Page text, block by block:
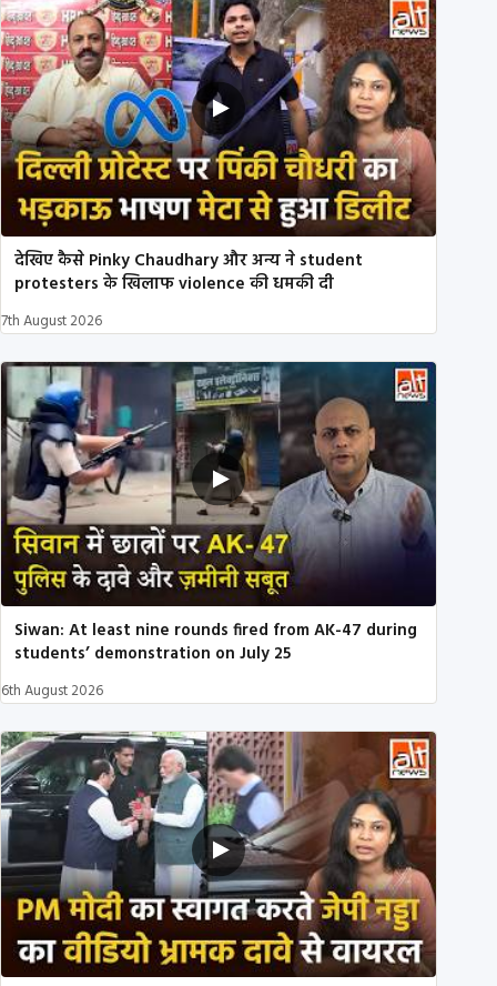
देखिए कैसे Pinky Chaudhary और अन्य ने student
protesters के खिलाफ violence की धमकी दी
7th August 2026
Siwan: At least nine rounds fired from AK-47 during
students’ demonstration on July 25
6th August 2026